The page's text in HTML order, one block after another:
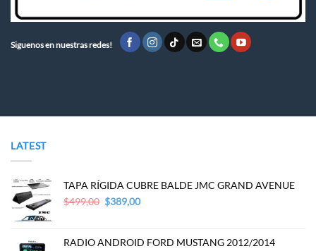
Siguenos en nuestras redes!
LATEST
TAPA RÍGIDA CUBRE BALDE JMC GRAND AVENUE
$499,00 Original
$499,00.
$389,00Current
$389,00.
RADIO ANDROID FORD MUSTANG 2012/2014